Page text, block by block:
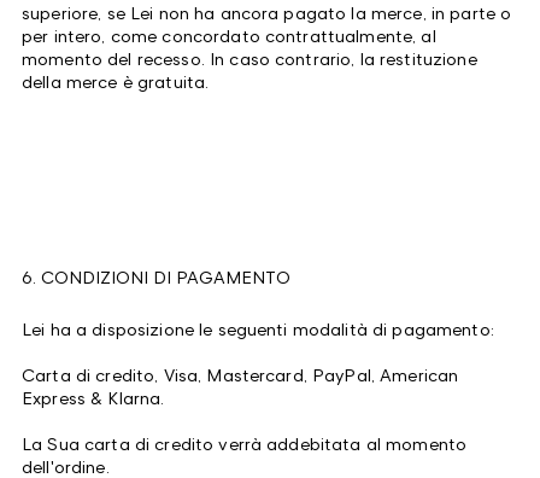
superiore, se Lei non ha ancora pagato la merce, in parte o
per intero, come concordato contrattualmente, al
momento del recesso. In caso contrario, la restituzione
della merce è gratuita.
6. CONDIZIONI DI PAGAMENTO
Lei ha a disposizione le seguenti modalità di pagamento:
Carta di credito, Visa, Mastercard, PayPal, American
Express & Klarna.
La Sua carta di credito verrà addebitata al momento
dell'ordine.